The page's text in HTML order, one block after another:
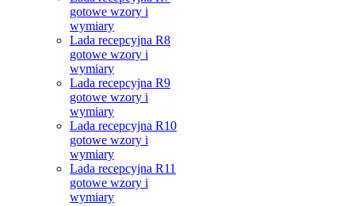
gotowe wzory i
wymiary
Lada recepcyjna R8
gotowe wzory i
wymiary
Lada recepcyjna R9
gotowe wzory i
wymiary
Lada recepcyjna R10
gotowe wzory i
wymiary
Lada recepcyjna R11
gotowe wzory i
wymiary